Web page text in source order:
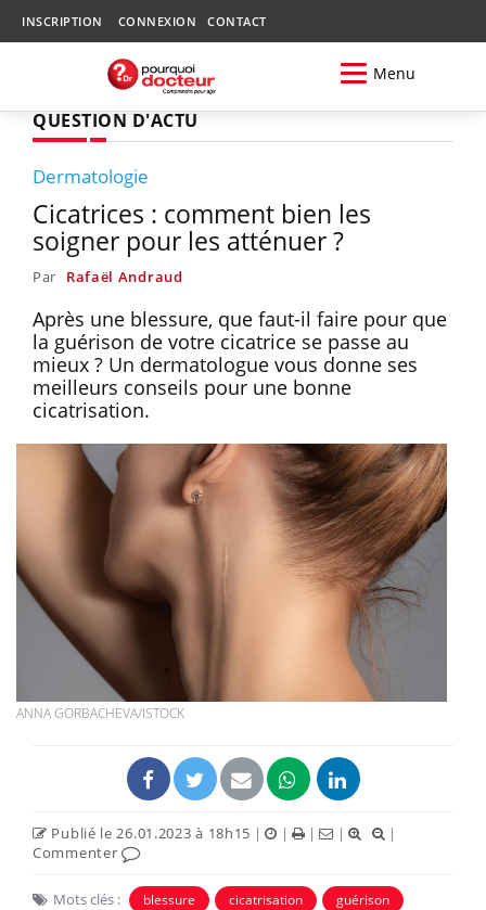
INSCRIPTION CONNEXION CONTACT
Menu
QUESTION D'ACTU
Dermatologie
Cicatrices : comment bien les
soigner pour les atténuer ?
Par Rafaël Andraud
Après une blessure, que faut-il faire pour que
la guérison de votre cicatrice se passe au
mieux ? Un dermatologue vous donne ses
meilleurs conseils pour une bonne
cicatrisation.
ANNA GORBACHEVA/ISTOCK
Publié le 26.01.2023 à 18h15 | | | |
|
Commenter
Mots clés : blessure cicatrisation guérison